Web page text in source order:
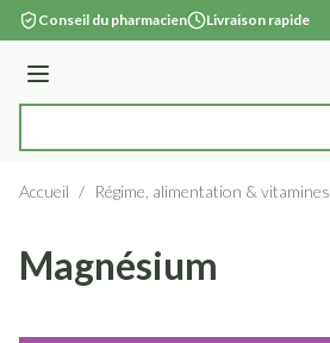
Aller au contenu
Conseil du pharmacien Livraison rapide
Menu
Accueil / Régime, alimentation & vitamines
Magnésium